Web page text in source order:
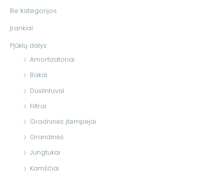
i
Be kategorijos
Įrankiai
Pjūklų dalys
Amortizatoriai
Bakai
Duslintuvai
Filtrai
Gradninės įtempėjai
Grandinės
Jungtukai
Kamščiai